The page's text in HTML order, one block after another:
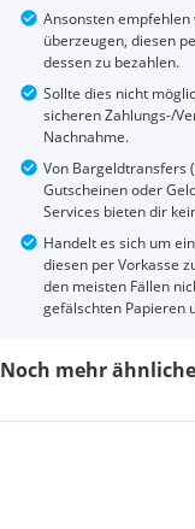
Ansonsten
überzeugen, diesen
dessen zu bezahlen.
Sollte dies nicht
sicheren Zahlungs-/
Nachnahme.
Von Bargeldtransfers
Gutscheinen oder
Services bieten dir
Handelt es sich um
diesen per Vorkasse
den meisten Fällen
gefälschten Papieren
Noch mehr